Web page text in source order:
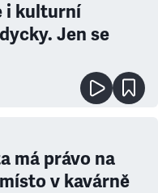
i kulturní
Jen se
má právo na
v kavárně